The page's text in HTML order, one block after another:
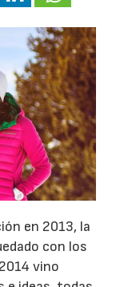
en 2013, la
con los
vino